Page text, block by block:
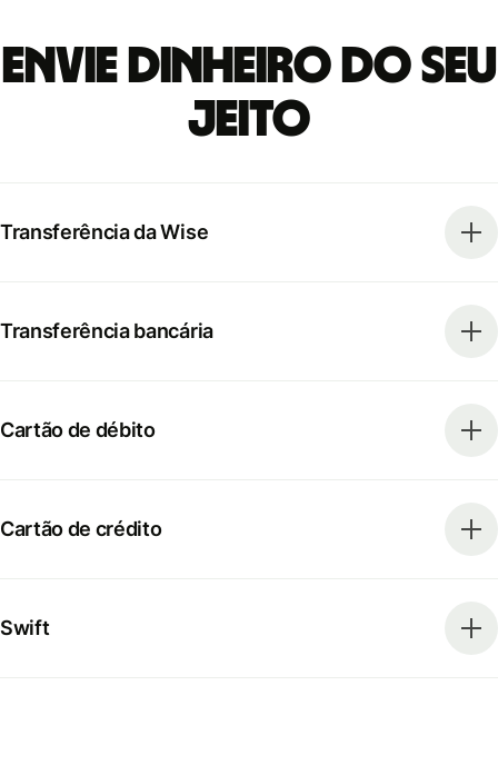
Envie dinheiro do seu
jeito
Transferência da Wise
Transferência bancária
Cartão de débito
Cartão de crédito
Swift